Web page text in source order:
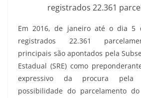
registrados 22.361
Em 2016, de janeiro até o dia 5
registrados 22.361
principais são apontados pela
Estadual (SRE) como
expressivo da procura pela
possibilidade do parcelamento